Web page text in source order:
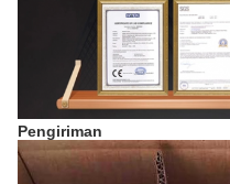
Pengiriman